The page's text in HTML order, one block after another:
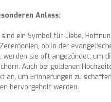
Anlass:
ein Symbol für Liebe,
ob in der
sie oft angezündet, um
Auch bei goldenen
an, um Erinnerungen zu
hervorgeholt werden.